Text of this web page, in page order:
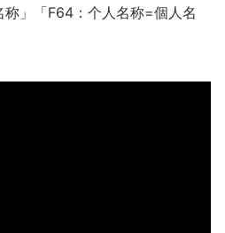
称」「F64：个人名称=個人名